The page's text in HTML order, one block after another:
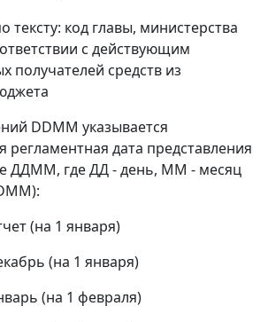
тексту: код главы, министерства
с действующим
получателей средств из
DDМM указывается
регламентная дата представления
ДДММ, где ДД - день, ММ - месяц
(на 1 января)
(на 1 января)
(на 1 февраля)